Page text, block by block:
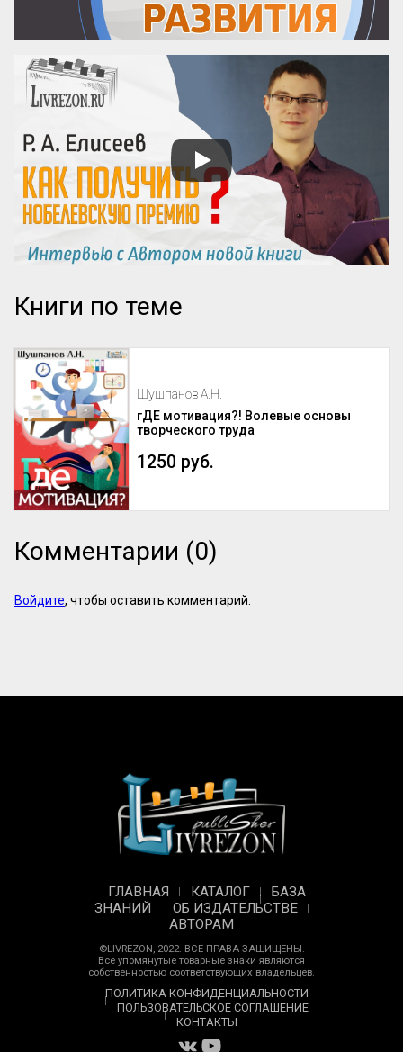
Книги по теме
Шушпанов А.Н.
гДЕ мотивация?! Волевые основы
творческого труда
1250 руб.
Комментарии (0)
Войдите, чтобы оставить комментарий.
ГЛАВНАЯ КАТАЛОГ
БАЗА
ЗНАНИЙ
ОБ ИЗДАТЕЛЬСТВЕ
АВТОРАМ
©LIVREZON, 2022. ВСЕ ПРАВА ЗАЩИЩЕНЫ.
Все упомянутые товарные знаки являются
собственностью соответствующих владельцев.
ПОЛИТИКА КОНФИДЕНЦИАЛЬНОСТИ
ПОЛЬЗОВАТЕЛЬСКОЕ СОГЛАШЕНИЕ
КОНТАКТЫ